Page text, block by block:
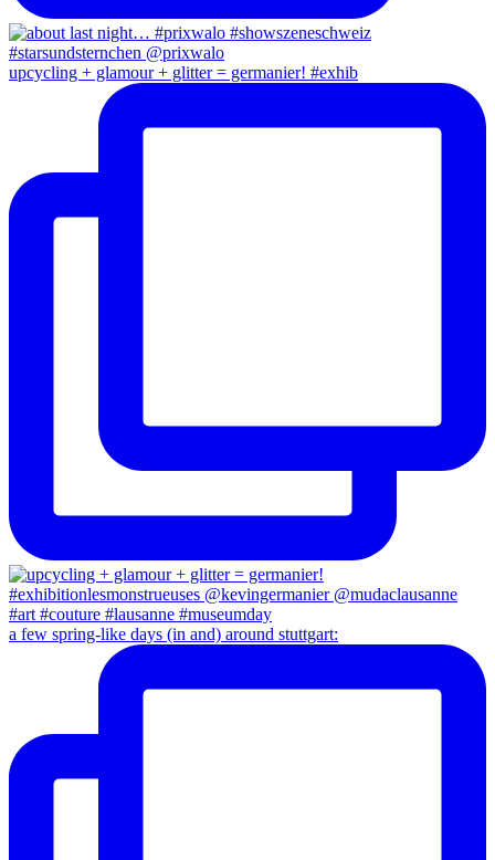
upcycling + glamour + glitter = germanier! #exhib
a few spring-like days (in and) around stuttgart: